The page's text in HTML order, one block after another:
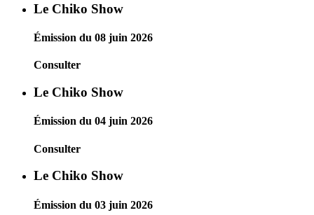
Le Chiko Show
Émission du 08 juin 2026
Consulter
Le Chiko Show
Émission du 04 juin 2026
Consulter
Le Chiko Show
Émission du 03 juin 2026